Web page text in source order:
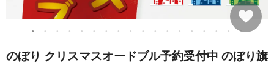
のぼり クリスマスオードブル予約受付中 のぼり旗